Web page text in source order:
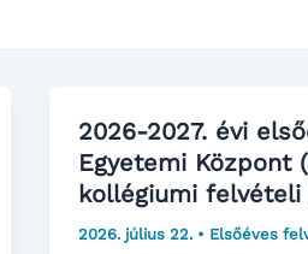
2026-2027. évi
Egyetemi Központ
kollégiumi felvételi
2026. július 22. • Elsőéves